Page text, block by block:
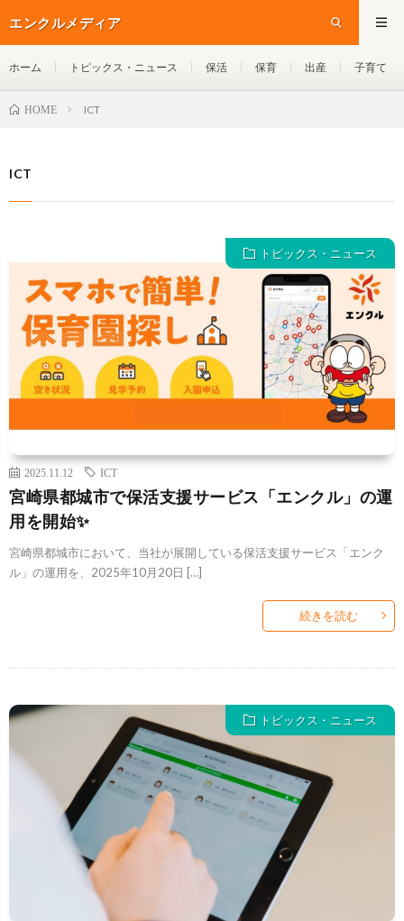
エンクルメディア
ホーム トピックス・ニュース 保活 保育 出産 子育て
HOME ICT
ICT
トピックス・ニュース
2025.11.12 ICT
宮崎県都城市で保活支援サービス「エンクル」の運
用を開始✨
宮崎県都城市において、当社が展開している保活支援サービス「エンク
ル」の運用を、2025年10月20日 […]
続きを読む
トピックス・ニュース